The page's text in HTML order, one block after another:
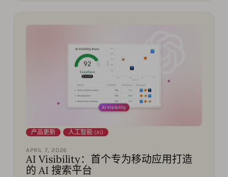
产品更新 人工智能 (AI)
APRIL 7, 2026
AI Visibility：首个专为移动应用打造
的 AI 搜索平台